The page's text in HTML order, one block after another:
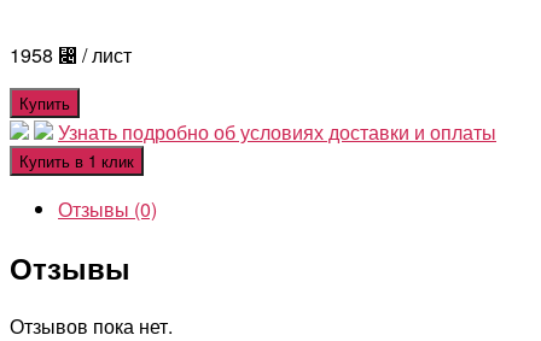
1958 ⃄ / лист
Купить
Узнать подробно об условиях доставки и оплаты
Купить в 1 клик
Отзывы (0)
Отзывы
Отзывов пока нет.